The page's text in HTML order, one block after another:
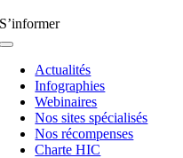
S’informer
Navigation
basculeActualités
Infographies
Webinaires
Nos sites spécialisés
Nos récompenses
Charte HIC